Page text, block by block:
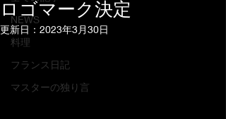
NEWS
料理
フランス日記
マスターの独り言
ロゴマーク決定
更新日： 2023年3月30日